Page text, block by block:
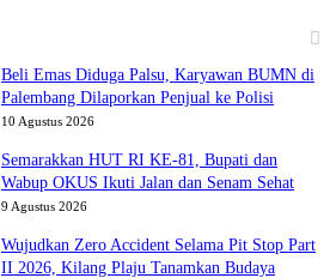
Beli Emas Diduga Palsu, Karyawan BUMN di
Palembang Dilaporkan Penjual ke Polisi
10 Agustus 2026
Semarakkan HUT RI KE-81, Bupati dan
Wabup OKUS Ikuti Jalan dan Senam Sehat
9 Agustus 2026
Wujudkan Zero Accident Selama Pit Stop Part
II 2026, Kilang Plaju Tanamkan Budaya